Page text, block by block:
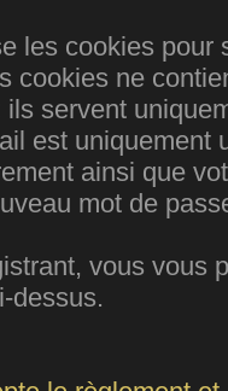
les cookies pour
cookies ne
ils servent
est uniquement
ainsi que
mot de
vous vous
dessus.